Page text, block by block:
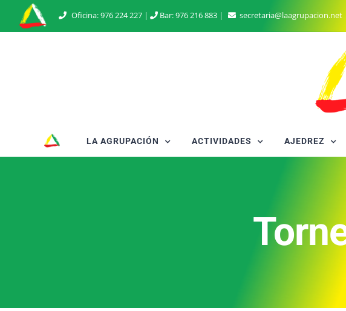
Oficina:976 224 227 | Bar:976 216 883 | secretaria@laagrupacion.net|
LA AGRUPACIÓN ACTIVIDADES AJEDREZ